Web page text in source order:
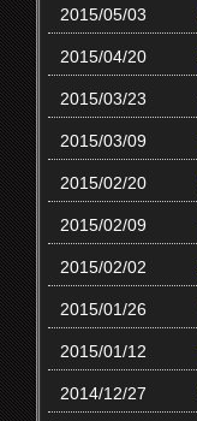
2015/05/03
2015/04/20
2015/03/23
2015/03/09
2015/02/20
2015/02/09
2015/02/02
2015/01/26
2015/01/12
2014/12/27